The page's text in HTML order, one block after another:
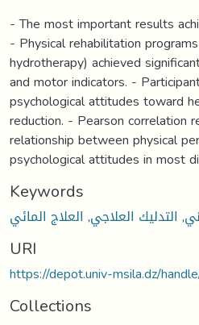
- The most important results
- Physical rehabilitation
hydrotherapy) achieved
and motor indicators. -
psychological attitudes toward
reduction. - Pearson correlation
relationship between physical
psychological attitudes in most
Keywords
, التدليك العلاجي, العلاج المائي
URI
https://depot.univ-msila.dz/
Collections